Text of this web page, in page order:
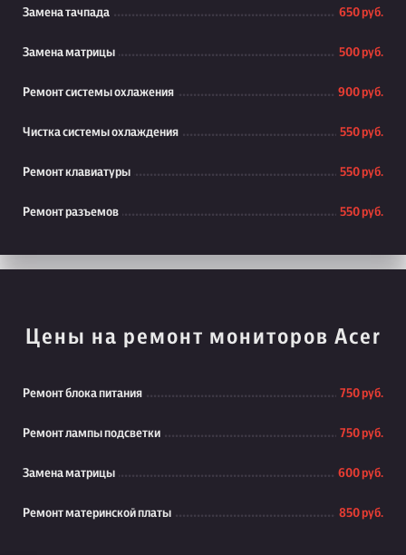
Замена тачпада 650 руб.
Замена матрицы 500 руб.
Ремонт системы охлажения 900 руб.
Чистка системы охлаждения 550 руб.
Ремонт клавиатуры 550 руб.
Ремонт разъемов 550 руб.
Цены на ремонт мониторов Acer
Ремонт блока питания 750 руб.
Ремонт лампы подсветки 750 руб.
Замена матрицы 600 руб.
Ремонт материнской платы 850 руб.